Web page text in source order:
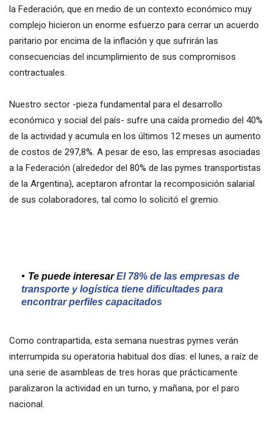
la Federación, que en medio de un contexto económico muy
complejo hicieron un enorme esfuerzo para cerrar un acuerdo
paritario por encima de la inflación y que sufrirán las
consecuencias del incumplimiento de sus compromisos
contractuales.
Nuestro sector -pieza fundamental para el desarrollo
económico y social del país- sufre una caída promedio del 40%
de la actividad y acumula en los últimos 12 meses un aumento
de costos de 297,8%. A pesar de eso, las empresas asociadas
a la Federación (alrededor del 80% de las pymes transportistas
de la Argentina), aceptaron afrontar la recomposición salarial
de sus colaboradores, tal como lo solicitó el gremio.
Te puede interesarEl 78% de las empresas de
transporte y logística tiene dificultades para
encontrar perfiles capacitados
Como contrapartida, esta semana nuestras pymes verán
interrumpida su operatoria habitual dos días: el lunes, a raíz de
una serie de asambleas de tres horas que prácticamente
paralizaron la actividad en un turno, y mañana, por el paro
nacional.